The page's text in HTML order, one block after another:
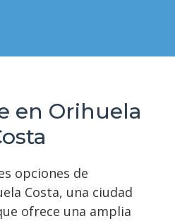
en Orihuela
opciones de
Costa, una ciudad
ofrece una amplia